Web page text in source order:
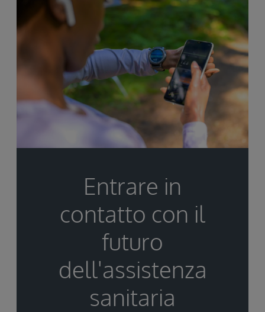
Entrare in
contatto con il
futuro
dell'assistenza
sanitaria